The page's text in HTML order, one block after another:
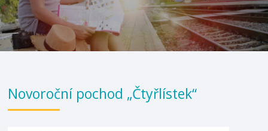
Novoroční pochod „Čtyřlístek“